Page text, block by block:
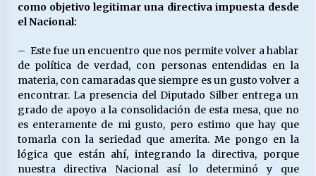
como objetivo legitimar una directiva impuesta desde
el Nacional:
– Este fue un encuentro que nos permite volver a hablar
de política de verdad, con personas entendidas en la
materia, con camaradas que siempre es un gusto volver a
encontrar. La presencia del Diputado Silber entrega un
grado de apoyo a la consolidación de esta mesa, que no
es enteramente de mi gusto, pero estimo que hay que
tomarla con la seriedad que amerita. Me pongo en la
lógica que están ahí, integrando la directiva, porque
nuestra directiva Nacional así lo determinó y que